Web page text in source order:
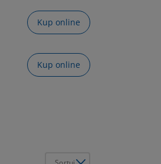
Kup online
Kup online